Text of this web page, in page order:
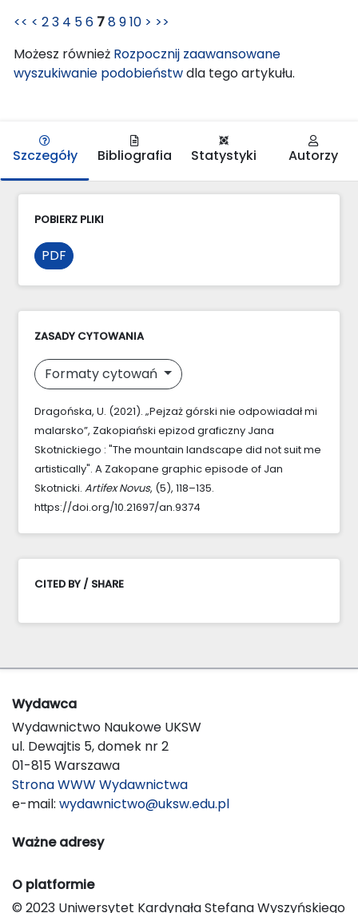
<< < 23 4 56 78910 > >>
Możesz również Rozpocznij zaawansowane
wyszukiwanie podobieństwdla tego artykułu.
Szczegóły Bibliografia Statystyki Autorzy
POBIERZ PLIKI
PDF
ZASADY CYTOWANIA
Formaty cytowań
Dragońska, U. (2021). „Pejzaż górski nie odpowiadał mi
malarsko”, Zakopiański epizod graficzny Jana
Skotnickiego : "The mountain landscape did not suit me
artistically". A Zakopane graphic episode of Jan
Skotnicki. Artifex Novus, (5), 118–135.
https://doi.org/10.21697/an.9374
CITED BY / SHARE
Wydawca
Wydawnictwo Naukowe UKSW
ul. Dewajtis 5, domek nr 2
01-815 Warszawa
Strona WWW Wydawnictwa
e-mail: wydawnictwo@uksw.edu.pl
Ważne adresy
O platformie
© 2023 Uniwersytet Kardynała Stefana Wyszyńskiego